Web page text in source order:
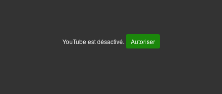
YouTube est désactivé. Autoriser